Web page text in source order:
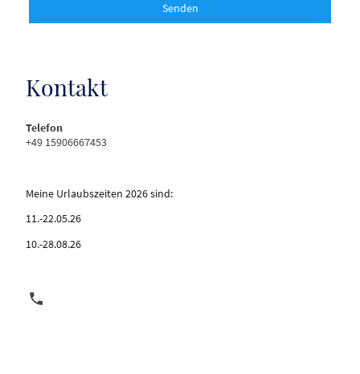
Senden
Kontakt
Telefon
+49 15906667453
Meine Urlaubszeiten 2026 sind:
11.-22.05.26
10.-28.08.26